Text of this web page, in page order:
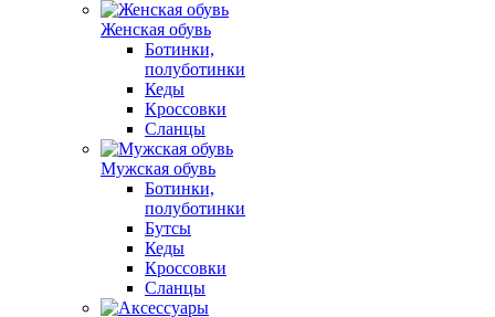
Женская обувь
Ботинки,
полуботинки
Кеды
Кроссовки
Сланцы
Мужская обувь
Ботинки,
полуботинки
Бутсы
Кеды
Кроссовки
Сланцы